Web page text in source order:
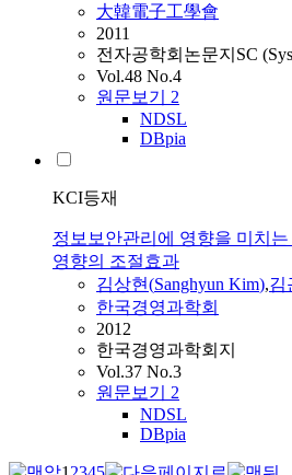
大韓電子工學會
2011
전자공학회논문지SC
Vol.48 No.4
원문보기 2
NDSL
DBpia
KCI등재
정보보안관리에 영향을 미치
영향의 조절효과
김상현(Sanghyun Kim),김
한국경영과학회
2012
한국경영과학회지
Vol.37 No.3
원문보기 2
NDSL
DBpia